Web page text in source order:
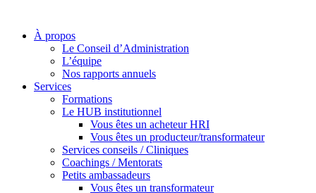
À propos
Le Conseil d’Administration
L’équipe
Nos rapports annuels
Services
Formations
Le HUB institutionnel
Vous êtes un acheteur HRI
Vous êtes un producteur/transformateur
Services conseils / Cliniques
Coachings / Mentorats
Petits ambassadeurs
Vous êtes un transformateur